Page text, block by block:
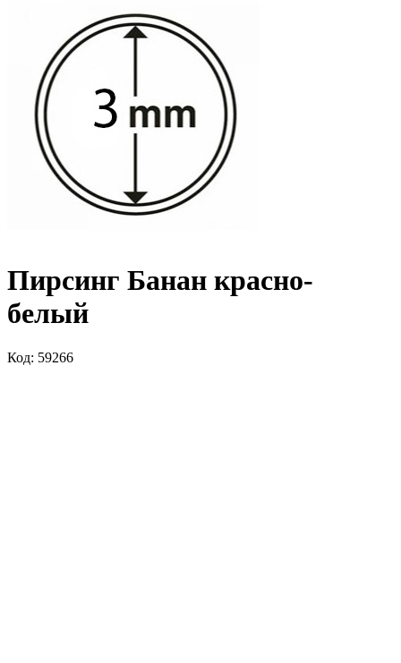
Пирсинг Банан красно-
белый
Код: 59266